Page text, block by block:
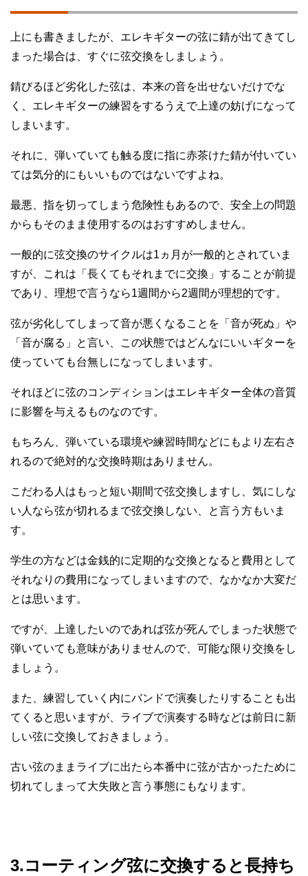
上にも書きましたが、エレキギターの弦に錆が出てきてし
まった場合は、すぐに弦交換をしましょう。
錆びるほど劣化した弦は、本来の音を出せないだけでな
く、エレキギターの練習をするうえで上達の妨げになって
しまいます。
それに、弾いていても触る度に指に赤茶けた錆が付いてい
ては気分的にもいいものではないですよね。
最悪、指を切ってしまう危険性もあるので、安全上の問題
からもそのまま使用するのはおすすめしません。
一般的に弦交換のサイクルは1ヵ月が一般的とされていま
すが、これは「長くてもそれまでに交換」することが前提
であり、理想で言うなら1週間から2週間が理想的です。
弦が劣化してしまって音が悪くなることを「音が死ぬ」や
「音が腐る」と言い、この状態ではどんなにいいギターを
使っていても台無しになってしまいます。
それほどに弦のコンディションはエレキギター全体の音質
に影響を与えるものなのです。
もちろん、弾いている環境や練習時間などにもより左右さ
れるので絶対的な交換時期はありません。
こだわる人はもっと短い期間で弦交換しますし、気にしな
い人なら弦が切れるまで弦交換しない、と言う方もいま
す。
学生の方などは金銭的に定期的な交換となると費用として
それなりの費用になってしまいますので、なかなか大変だ
とは思います。
ですが、上達したいのであれば弦が死んでしまった状態で
弾いていても意味がありませんので、可能な限り交換をし
ましょう。
また、練習していく内にバンドで演奏したりすることも出
てくると思いますが、ライブで演奏する時などは前日に新
しい弦に交換しておきましょう。
古い弦のままライブに出たら本番中に弦が古かったために
切れてしまって大失敗と言う事態にもなります。
3.コーティング弦に交換すると長持ち